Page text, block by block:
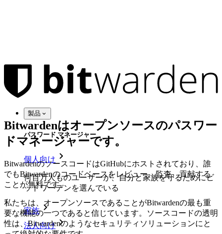
製品
パスワード マネージャー
個人向け
何百万人ものユーザーが、自分と家族を守るためにビ
ットワーデンを選んでいる
家族
法人向け
Bitwardenはオープンソースのパスワー
ドマネージャーです。
BitwardenのソースコードはGitHubにホストされており、誰
でもBitwardenのコードベースをレビュー、監査、貢献する
ことが無料です。
私たちは、オープンソースであることがBitwardenの最も重
要な機能の一つであると信じています。ソースコードの透明
性は、Bitwardenのようなセキュリティソリューションにと